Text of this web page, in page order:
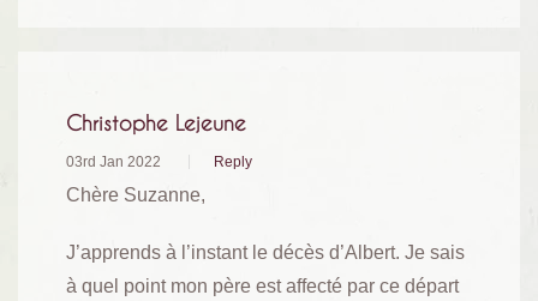
Christophe Lejeune
03rd Jan 2022 Reply
Chère Suzanne,
J’apprends à l’instant le décès d’Albert. Je sais
à quel point mon père est affecté par ce départ